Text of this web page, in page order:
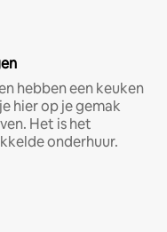
hebben een keuken
hier op je gemak
Het is het
onderhuur.